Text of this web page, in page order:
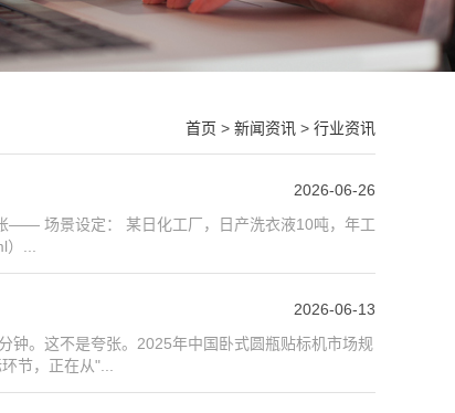
首页 > 新闻资讯 > 行业资讯
2026-06-26
—— ‌场景设定‌： 某日化工厂，日产洗衣液10吨，年工
...
2026-06-13
钟。这不是夸张。2025年中国卧式圆瓶贴标机市场规
节，正在从"...